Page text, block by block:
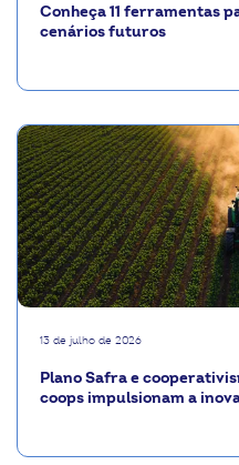
Conheça 11 ferramentas
cenários futuros
13 de julho de 2026
Plano Safra e
coops impulsionam a